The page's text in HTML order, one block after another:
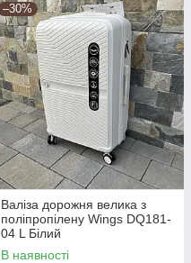
–30%
Валіза дорожня велика з
поліпропілену Wings DQ181-
04 L Білий
В наявності